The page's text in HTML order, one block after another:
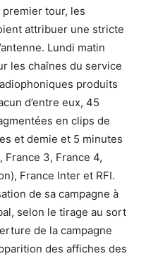
tour, les
attribuer une stricte
Lundi matin
les chaînes du service
produits
d’entre eux, 45
en clips de
et demie et 5 minutes
3, France 4,
France Inter et RFI.
de sa campagne à
selon le tirage au sort
de la campagne
des affiches des